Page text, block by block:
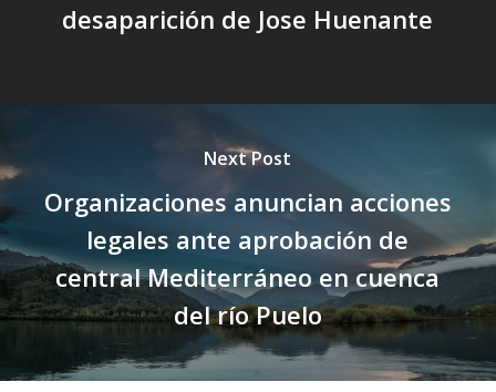
desaparición de Jose Huenante
Next Post
Organizaciones anuncian acciones
legales ante aprobación de
central Mediterráneo en cuenca
del río Puelo